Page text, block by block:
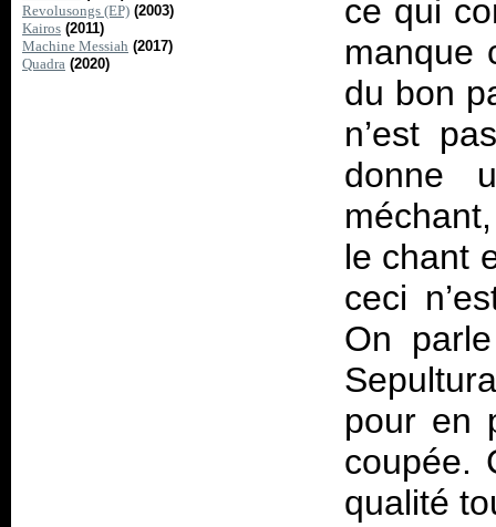
Revolusongs (EP) (2003)
Kairos (2011)
Machine Messiah (2017)
Quadra (2020)
ce qui
manque
du bon
n’est
donne
le chant
ceci
On
pour en
coupée.
qualité